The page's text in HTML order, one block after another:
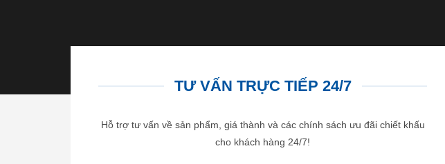
TƯ VẤN TRỰC TIẾP 24/7
Hỗ trợ tư vấn về sản phẩm, giá thành và các chính sách ưu đãi chiết khấu
cho khách hàng 24/7!